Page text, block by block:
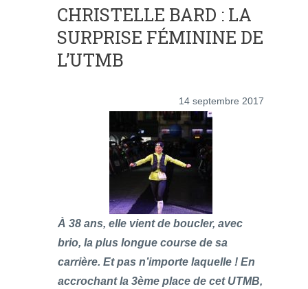
CHRISTELLE BARD : LA
SURPRISE FÉMININE DE
L’UTMB
14 septembre 2017
À 38 ans, elle vient de boucler, avec
brio, la plus longue course de sa
carrière. Et pas n’importe laquelle ! En
accrochant la 3ème place de cet UTMB,